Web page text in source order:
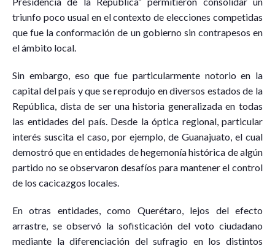
triunfo poco usual en el contexto de elecciones competidas
que fue la conformación de un gobierno sin contrapesos en
el ámbito local.
Sin embargo, eso que fue particularmente notorio en la
capital del país y que se reprodujo en diversos estados de la
República, dista de ser una historia generalizada en todas
las entidades del país. Desde la óptica regional, particular
interés suscita el caso, por ejemplo, de Guanajuato, el cual
demostró que en entidades de hegemonía histórica de algún
partido no se observaron desafíos para mantener el control
de los cacicazgos locales.
En otras entidades, como Querétaro, lejos del efecto
arrastre, se observó la sofisticación del voto ciudadano
mediante la diferenciación del sufragio en los distintos